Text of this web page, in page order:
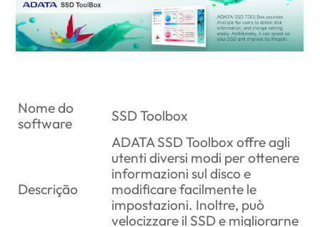
Nome do
software
SSD Toolbox
Descrição
ADATA SSD Toolbox offre agli
utenti diversi modi per ottenere
informazioni sul disco e
modificare facilmente le
impostazioni. Inoltre, può
velocizzare il SSD e migliorarne